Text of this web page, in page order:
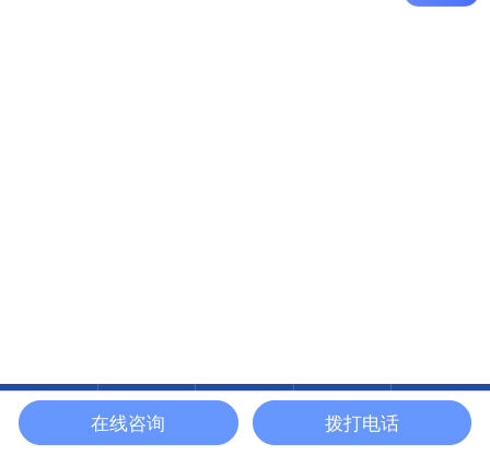
在线咨询 润滑油系列 应用案例 关于俊辅
在线咨询 拨打电话